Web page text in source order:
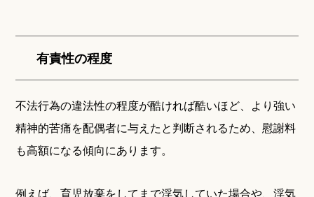
有責性の程度
不法行為の違法性の程度が酷ければ酷いほど、より強い
精神的苦痛を配偶者に与えたと判断されるため、慰謝料
も高額になる傾向にあります。
例えば、育児放棄をしてまで浮気していた場合や、浮気